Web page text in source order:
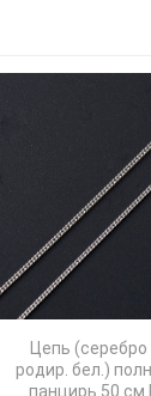
Цепь (серебро
родир. бел.)
панцирь 50 см